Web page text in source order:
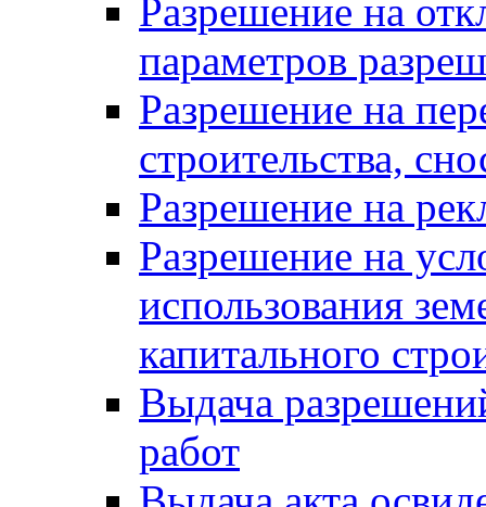
Разрешение на
параметров
Разрешение на
строительства,
Разрешение на
Разрешение на
использования
капитального
Выдача
работ